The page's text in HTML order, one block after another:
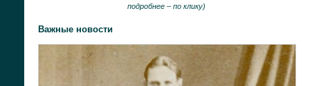
подробнее – по клику)
Важные новости